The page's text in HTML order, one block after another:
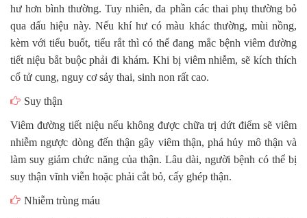
hư hơn bình thường. Tuy nhiên, đa phần các thai phụ thường bỏ
qua dấu hiệu này. Nếu khí hư có màu khác thường, mùi nồng,
kèm với tiểu buốt, tiểu rắt thì có thể đang mắc bệnh viêm đường
tiết niệu bắt buộc phải đi khám. Khi bị viêm nhiễm, sẽ kích thích
cổ tử cung, nguy cơ sảy thai, sinh non rất cao.
Suy thận
Viêm đường tiết niệu nếu không được chữa trị dứt điểm sẽ viêm
nhiễm ngược dòng đến thận gây viêm thận, phá hủy mô thận và
làm suy giảm chức năng của thận. Lâu dài, người bệnh có thể bị
suy thận vĩnh viễn hoặc phải cắt bỏ, cấy ghép thận.
Nhiễm trùng máu